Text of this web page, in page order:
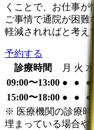
くことで、お仕事
ご事情で通院が困
軽減されればと考え
予約する
診療時間
月 火 水
09:00〜13:00 ● ● ●
15:00〜18:00 ● ● ●
※ 医療機関の診療時
埋まっている場合や